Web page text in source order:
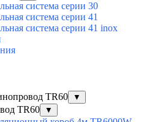
система серии 30
система серии 41
система серии 41 inox
TR60 ▼
TR60 ▼